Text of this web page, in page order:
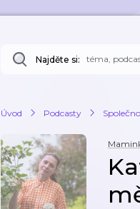
Najděte si:
Úvod Podcasty